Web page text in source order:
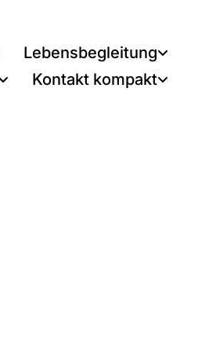
Lebensbegleitung
Kontakt kompakt